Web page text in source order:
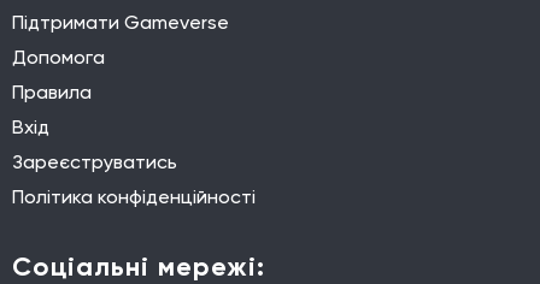
Підтримати Gameverse
Допомога
Правила
Вхід
Зареєструватись
Політика конфіденційності
Соціальні мережі: